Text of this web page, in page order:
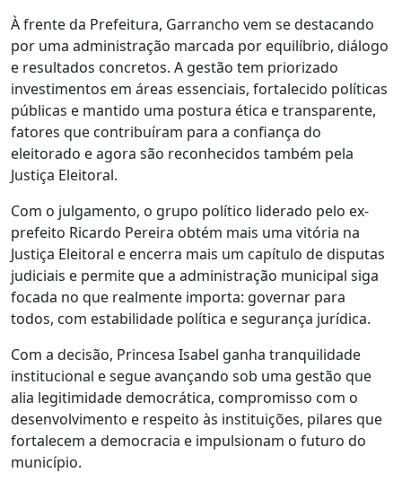
À frente da Prefeitura, Garrancho vem se destacando
por uma administração marcada por equilíbrio, diálogo
e resultados concretos. A gestão tem priorizado
investimentos em áreas essenciais, fortalecido políticas
públicas e mantido uma postura ética e transparente,
fatores que contribuíram para a confiança do
eleitorado e agora são reconhecidos também pela
Justiça Eleitoral.
Com o julgamento, o grupo político liderado pelo ex-
prefeito Ricardo Pereira obtém mais uma vitória na
Justiça Eleitoral e encerra mais um capítulo de disputas
judiciais e permite que a administração municipal siga
focada no que realmente importa: governar para
todos, com estabilidade política e segurança jurídica.
Com a decisão, Princesa Isabel ganha tranquilidade
institucional e segue avançando sob uma gestão que
alia legitimidade democrática, compromisso com o
desenvolvimento e respeito às instituições, pilares que
fortalecem a democracia e impulsionam o futuro do
município.